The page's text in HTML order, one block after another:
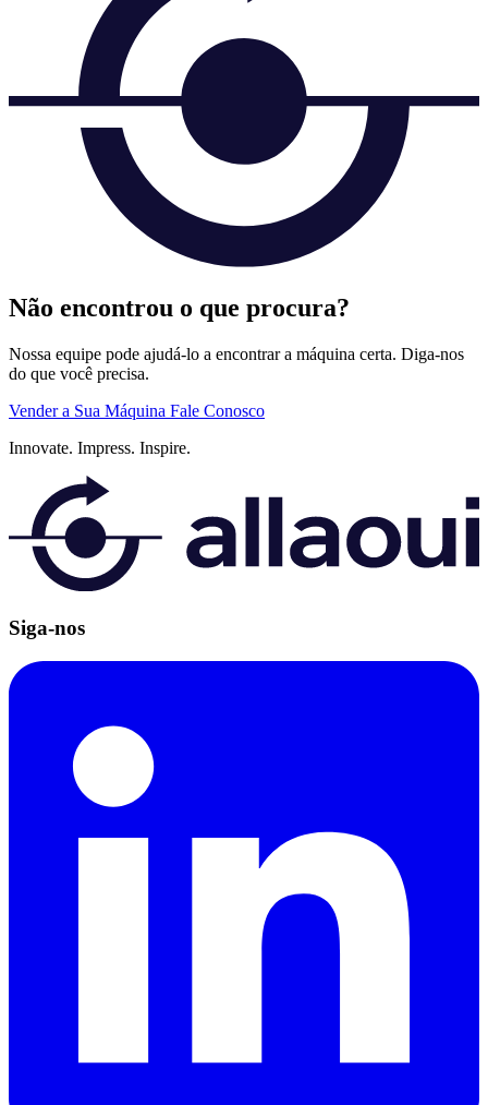
Não encontrou o que procura?
Nossa equipe pode ajudá-lo a encontrar a máquina certa. Diga-nos
do que você precisa.
Vender a Sua Máquina Fale Conosco
Innovate. Impress. Inspire.
Siga-nos